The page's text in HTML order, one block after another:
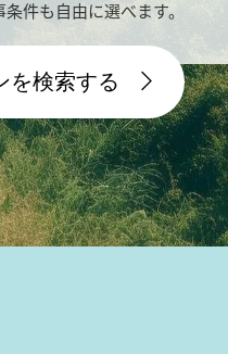
件も自由に選べます。
を検索する